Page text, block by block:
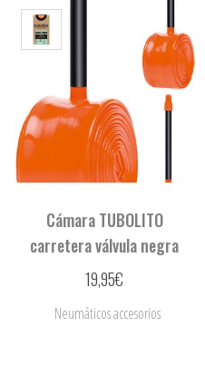
Cámara TUBOLITO
carretera válvula negra
19,95€
Neumáticos accesorios